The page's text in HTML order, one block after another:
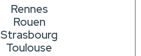
Rennes
Rouen
Strasbourg
Toulouse